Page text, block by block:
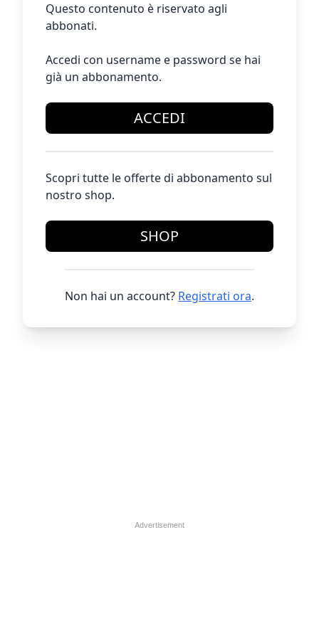
Questo contenuto è riservato agli
abbonati.
Accedi con username e password se hai
già un abbonamento.
ACCEDI
Scopri tutte le offerte di abbonamento sul
nostro shop.
SHOP
Non hai un account? Registrati ora.